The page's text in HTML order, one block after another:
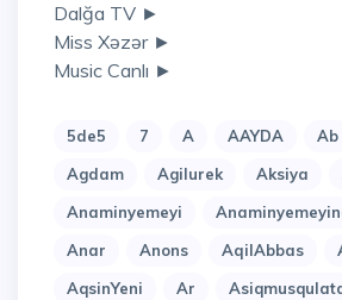
Dalğa TV ►
Miss Xəzər ►
Music Canlı ►
5de5 7 A AAYDA Ab
Agdam
Agilurek Aksiya
Anaminyemeyi
Anar
Anons AqilAbbas
AqsinYeni
Ar